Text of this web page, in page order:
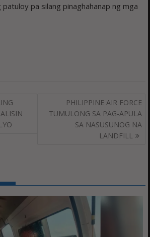
pa silang pinaghahanap ng mga
PHILIPPINE AIR FORCE
TUMULONG SA PAG-APULA
SA NASUSUNOG NA
LANDFILL